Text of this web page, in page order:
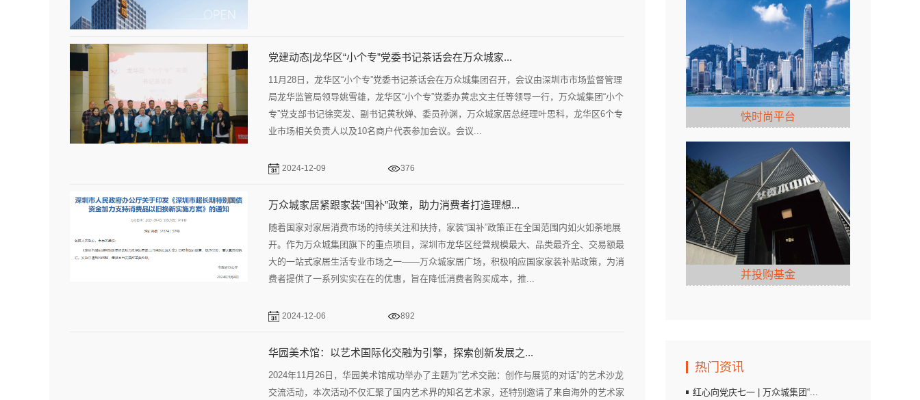
党建动态|龙华区“小个专”党委书记茶话会在万众城家...
11月28日，龙华区“小个专”党委书记茶话会在万众城集团召开，会议由深圳市市场监督管理
局龙华监管局领导姚雪雄，龙华区“小个专”党委办黄忠文主任等领导一行，万众城集团“小个
专”党支部书记徐奕发、副书记黄秋婵、委员孙渊，万众城家居总经理叶思科，龙华区6个专
业市场相关负责人以及10名商户代表参加会议。会议...
2024-12-09 376
万众城家居紧跟家装“国补”政策，助力消费者打造理想...
随着国家对家居消费市场的持续关注和扶持，家装“国补”政策正在全国范围内如火如荼地展
开。作为万众城集团旗下的重点项目，深圳市龙华区经营规模最大、品类最齐全、交易额最
大的一站式家居生活专业市场之一——万众城家居广场，积极响应国家家装补贴政策，为消
费者提供了一系列实实在在的优惠，旨在降低消费者购买成本，推...
2024-12-06 892
华园美术馆：以艺术国际化交融为引擎，探索创新发展之...
2024年11月26日，华园美术馆成功举办了主题为“艺术交融：创作与展览的对话”的艺术沙龙
交流活动，本次活动不仅汇聚了国内艺术界的知名艺术家，还特别邀请了来自海外的艺术家
快时尚平台
并投购基金
热门资讯
红心向党庆七一 | 万众城集团“...